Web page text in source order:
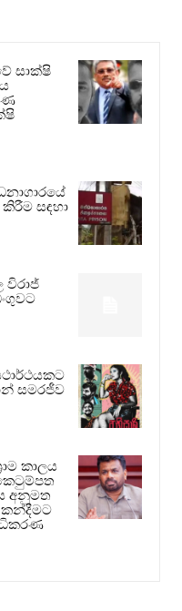
සාක්ෂි
සඳහා
විරාජ්
සමරජීව
කාලය
අනුමත